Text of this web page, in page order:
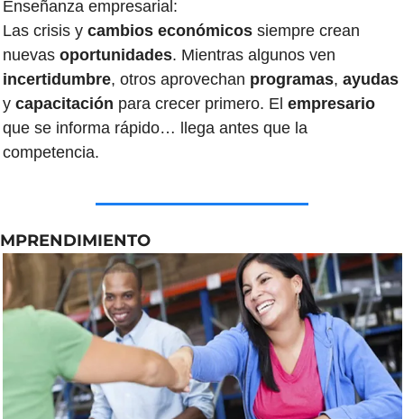
Enseñanza empresarial:
Las crisis y cambios económicos siempre crean
nuevas oportunidades
incertidumbre, otros aprovechan programas,
ayudas
y capacitación para crecer primero. El
empresario
que se informa rápido… llega antes que la
competencia.